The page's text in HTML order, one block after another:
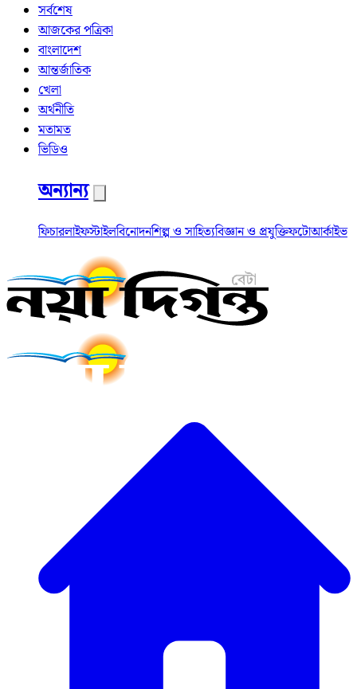
সর্বশেষ
আজকের পত্রিকা
বাংলাদেশ
আন্তর্জাতিক
খেলা
অর্থনীতি
মতামত
ভিডিও
অন্যান্য
ফিচারলাইফস্টাইলবিনোদনশিল্প ও সাহিত্যবিজ্ঞান ও প্রযুক্তিফটোআর্কাইভ